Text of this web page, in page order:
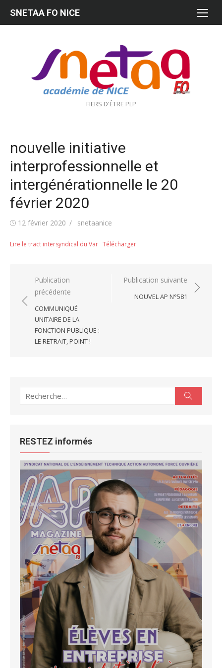
FIERS D'ÊTRE PLP
SNETAA FO NICE
nouvelle initiative
interprofessionnelle et
intergénérationnelle le 20
février 2020
Publié12 février 2020 Auteur/autrice
snetaanice
Lire le tract intersyndical du Var Télécharger
Navigation
de
l’article
Publication
précédente
COMMUNIQUÉ
UNITAIRE DE LA
FONCTION PUBLIQUE :
LE RETRAIT, POINT !
Publication suivante
NOUVEL AP N°581
Recherche
RESTEZ informés